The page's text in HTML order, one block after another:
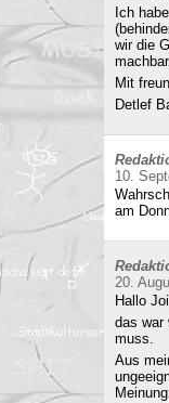
Ich
wir die
Mit
Detlef
10.
am
20.
Hallo
das war
muss.
Aus